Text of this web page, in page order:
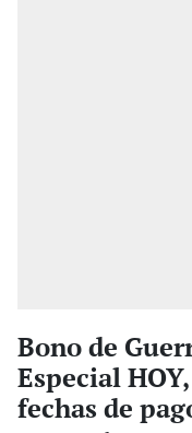
Bono de
Especial
fechas de